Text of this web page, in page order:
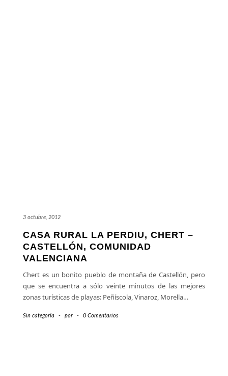
3 octubre, 2012
CASA RURAL LA PERDIU, CHERT –
CASTELLÓN, COMUNIDAD
VALENCIANA
Chert es un bonito pueblo de montaña de Castellón, pero
que se encuentra a sólo veinte minutos de las mejores
zonas turísticas de playas: Peñíscola, Vinaroz, Morella…
Sin categoría - por - 0 Comentarios